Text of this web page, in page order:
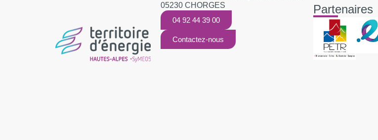
05230 CHORGES
04 92 44 39 00
Contactez-nous
Partenaires